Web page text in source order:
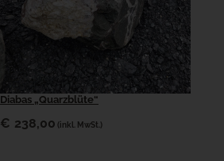
Diabas „Quarzblüte“
€ 238,00 (inkl. MwSt.)